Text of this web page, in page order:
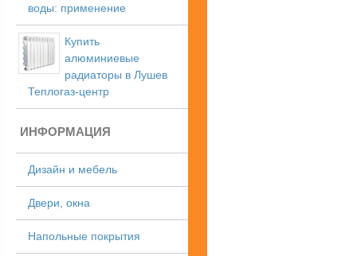
воды: применение
Купить
алюминиевые
радиаторы в Лушев
Теплогаз-центр
ИНФОРМАЦИЯ
Дизайн и мебель
Двери, окна
Напольные покрытия